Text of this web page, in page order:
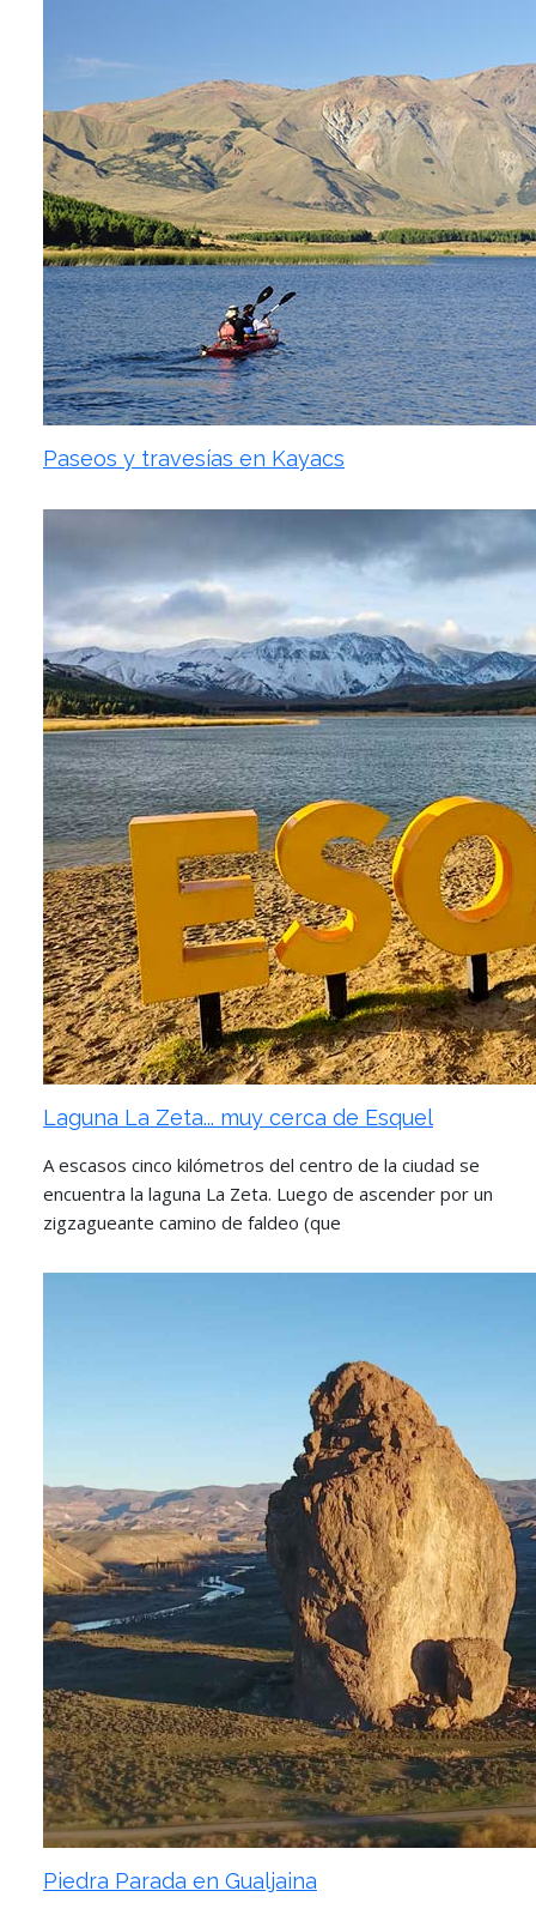
Paseos y travesías en Kayacs
Laguna La Zeta... muy cerca de Esquel
A escasos cinco kilómetros del centro de la ciudad se
encuentra la laguna La Zeta. Luego de ascender por un
zigzagueante camino de faldeo (que
Piedra Parada en Gualjaina